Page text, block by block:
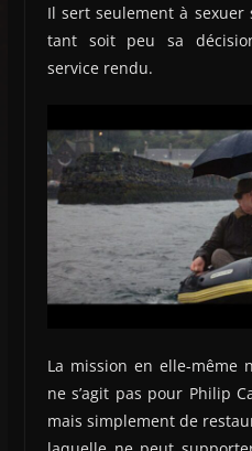
Il sert seulement à
tant soit peu sa
service rendu.
La mission en elle-même
ne s’agit pas pour Philip
mais simplement de